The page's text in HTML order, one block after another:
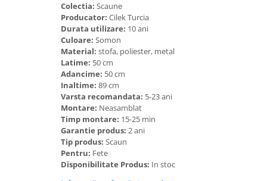
Colectia: Scaune
Producator: Cilek Turcia
Durata utilizare: 10 ani
Culoare: Somon
Material: stofa, poliester, metal
Latime: 50 cm
Adancime: 50 cm
Inaltime: 89 cm
Varsta recomandata: 5-23 ani
Montare: Neasamblat
Timp montare: 15-25 min
Garantie produs: 2 ani
Tip produs: Scaun
Pentru: Fete
Disponibilitate Produs: In stoc